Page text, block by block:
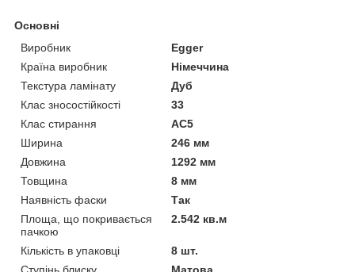
Основні
Виробник
Egger
Країна виробник
Німеччина
Текстура ламінату
Дуб
Клас зносостійкості
33
Клас стирання
АС5
Ширина
246 мм
Довжина
1292 мм
Товщина
8 мм
Наявність фаски
Так
Площа, що покривається
пачкою
2.542 кв.м
Кількість в упаковці
8 шт.
Ступінь блиску
Матова